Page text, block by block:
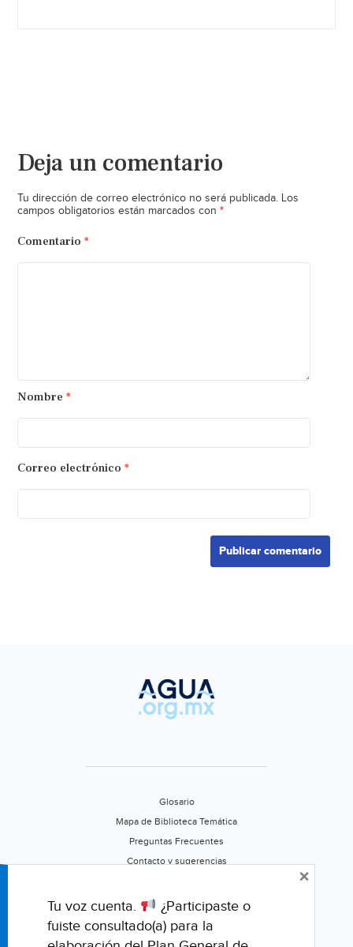
Deja un comentario
Tu dirección de correo electrónico no será publicada. Los
campos obligatorios están marcados con *
Comentario *
Nombre *
Correo electrónico *
Glosario
Mapa de Biblioteca Temática
Preguntas Frecuentes
Contacto y sugerencias
Califica este portal
Tu voz cuenta.
¿Participaste o
fuiste consultado(a) para la
×